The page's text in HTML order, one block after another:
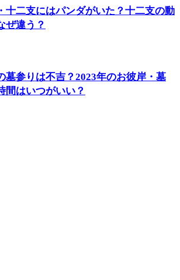
十二支にはパンダがいた？十二支の動
ぜ違う？
墓参りは不吉？2023年のお彼岸・墓
間はいつがいい？